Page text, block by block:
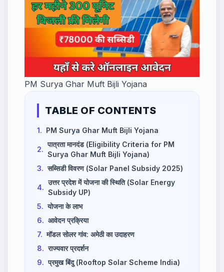
PM Surya Ghar Muft Bijli Yojana
TABLE OF CONTENTS
1. PM Surya Ghar Muft Bijli Yojana
2.
पात्रता मानदंड (Eligibility Criteria for PM
Surya Ghar Muft Bijli Yojana)
3. सब्सिडी विवरण (Solar Panel Subsidy 2025)
4.
उत्तर प्रदेश में योजना की स्थिति (Solar Energy
Subsidy UP)
5. योजना के लाभ
6. आवेदन प्रक्रिया
7. मॉडल सोलर गांव: अमेठी का उदाहरण
8. राज्यवार प्रदर्शन
9. प्रमुख बिंदु (Rooftop Solar Scheme India)